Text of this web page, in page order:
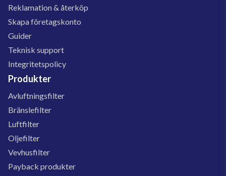
Reklamation & återköp
Skapa företagskonto
Guider
Teknisk support
Integritetspolicy
Produkter
Avluftningsfilter
Bränslefilter
Luftfilter
Oljefilter
Vevhusfilter
Payback produkter